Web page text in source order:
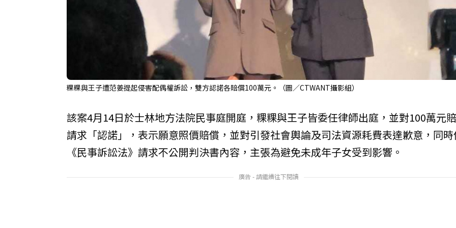
粿粿與王子遭范姜提起侵害配偶權訴訟，雙方認諾各賠償100萬元。（圖／CTWANT攝影組）
該案4月14日於士林地方法院民事庭開庭，粿粿與王子皆委任律師出庭，並對100萬元
請求「認諾」，表示願意照價賠償，並對引發社會輿論及司法資源耗費表達歉意，同
《民事訴訟法》請求不公開判決書內容，主張為避免未成年子女受到影響。
廣告 - 請繼續往下閱讀